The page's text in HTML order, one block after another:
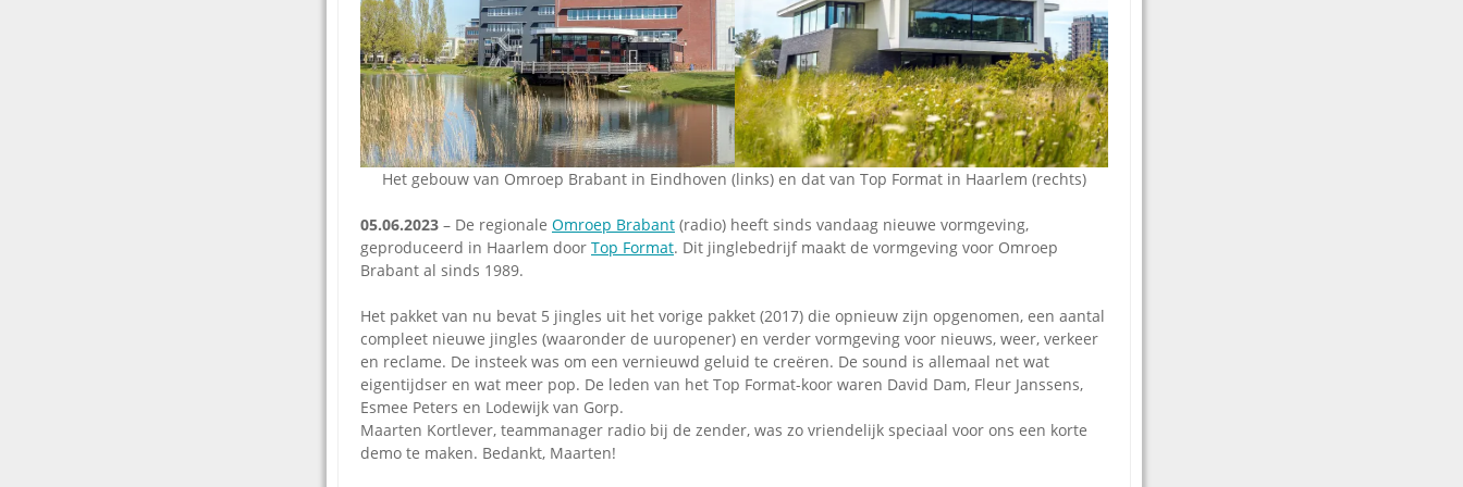
Omroepbanden
Stoomfluit Klaas
Vaak
Uitvinding
jinglecassette
Het gebouw van Omroep Brabant in Eindhoven (links) en dat van Top Format in Haarlem (rechts)
05.06.2023 – De regionale Omroep Brabant (radio) heeft sinds vandaag nieuwe vormgeving,
geproduceerd in Haarlem door Top Format. Dit jinglebedrijf maakt de vormgeving voor Omroep
Brabant al sinds 1989.
Het pakket van nu bevat 5 jingles uit het vorige pakket (2017) die opnieuw zijn opgenomen, een aantal
compleet nieuwe jingles (waaronder de uuropener) en verder vormgeving voor nieuws, weer, verkeer
en reclame. De insteek was om een vernieuwd geluid te creëren. De sound is allemaal net wat
eigentijdser en wat meer pop. De leden van het Top Format-koor waren David Dam, Fleur Janssens,
Esmee Peters en Lodewijk van Gorp.
Maarten Kortlever, teammanager radio bij de zender, was zo vriendelijk speciaal voor ons een korte
demo te maken. Bedankt, Maarten!